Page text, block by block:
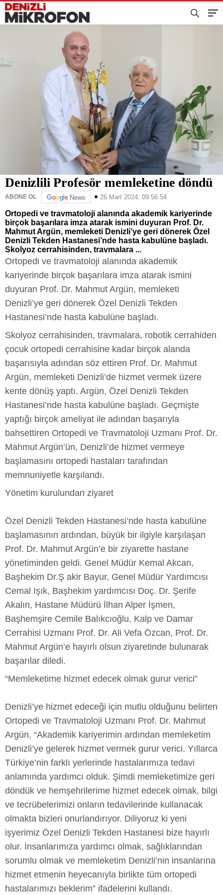
Denizlili Profesör memleketine döndü
ABONE OL News 26 Mart 2024, 09:56:54
Ortopedi ve travmatoloji alanında akademik kariyerinde
birçok başarılara imza atarak ismini duyuran Prof. Dr.
Mahmut Argün, memleketi Denizli’ye geri dönerek Özel
Denizli Tekden Hastanesi’nde hasta kabulüne başladı.
Skolyoz cerrahisinden, travmalara ...
Ortopedi ve travmatoloji alanında akademik
kariyerinde birçok başarılara imza atarak ismini
duyuran Prof. Dr. Mahmut Argün, memleketi
Denizli’ye geri dönerek Özel Denizli Tekden
Hastanesi’nde hasta kabulüne başladı.
Skolyoz cerrahisinden, travmalara, robotik cerrahiden
çocuk ortopedi cerrahisine kadar birçok alanda
başarısıyla adından söz ettiren Prof. Dr. Mahmut
Argün, memleketi Denizli’de hizmet vermek üzere
kente dönüş yaptı. Argün, Özel Denizli Tekden
Hastanesi’nde hasta kabulüne başladı. Geçmişte
yaptığı birçok ameliyat ile adından başarıyla
bahsettiren Ortopedi ve Travmatoloji Uzmanı Prof. Dr.
Mahmut Argün’ün, Denizli’de hizmet vermeye
başlamasını ortopedi hastaları tarafından
memnuniyetle karşılandı.
Yönetim kurulundan ziyaret
Özel Denizli Tekden Hastanesi’nde hasta kabulüne
başlamasının ardından, büyük bir ilgiyle karşılaşan
Prof. Dr. Mahmut Argün’e bir ziyarette hastane
yönetiminden geldi. Genel Müdür Kemal Akcan,
Başhekim Dr.Ş akir Bayur, Genel Müdür Yardımcısı
Cemal Işık, Başhekim yardımcısı Doç. Dr. Şerife
Akalın, Hastane Müdürü İlhan Alper İşmen,
Başhemşire Cemile Balıkcıoğlu, Kalp ve Damar
Cerrahisi Uzmanı Prof. Dr. Ali Vefa Özcan, Prof. Dr.
Mahmut Argün’e hayırlı olsun ziyaretinde bulunarak
başarılar diledi.
“Memleketime hizmet edecek olmak gurur verici”
Denizli’ye hizmet edeceği için mutlu olduğunu belirten
Ortopedi ve Travmatoloji Uzmanı Prof. Dr. Mahmut
Argün, “Akademik kariyerimin ardından memleketim
Denizli’ye gelerek hizmet vermek gurur verici. Yıllarca
Türkiye’nin farklı yerlerinde hastalarımıza tedavi
anlamında yardımcı olduk. Şimdi memleketimize geri
döndük ve hemşehrilerime hizmet edecek olmak, bilgi
ve tecrübelerimizi onların tedavilerinde kullanacak
olmakta bizleri onurlandırıyor. Diliyoruz ki yeni
işyerimiz Özel Denizli Tekden Hastanesi bize hayırlı
olur. İnsanlarımıza yardımcı olmak, sağlıklarından
sorumlu olmak ve memleketim Denizli’nin insanlarına
hizmet etmenin heyecanıyla birlikte tüm ortopedi
hastalarımızı beklerim” ifadelerini kullandı.